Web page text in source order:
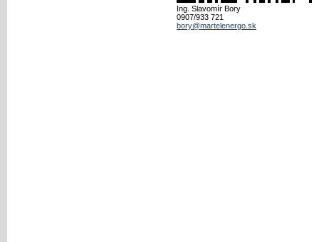
Ing. Slavomír Bory
0907/933 721
bory@martelenergo.sk